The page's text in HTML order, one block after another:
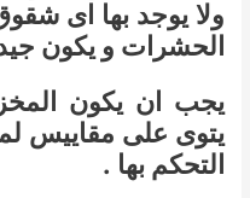
ولا يوجد بها اى
الحشرات و يكون جيد
يجب ان يكون
يتوى على مقاييس
التحكم بها .